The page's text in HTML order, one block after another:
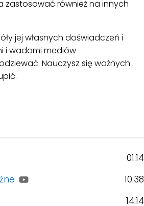
zastosować również na innych
jej własnych doświadczeń i
i wadami mediów
Nauczysz się ważnych
01:14
10:38
14:14